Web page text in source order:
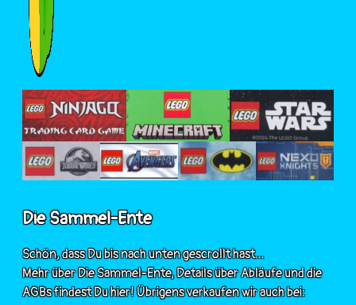
Die Sammel-Ente
Schön, dass Du bis nach unten gescrollt hast...
Mehr über Die Sammel-Ente, Details über Abläufe und die
AGBs findest Du hier! Übrigens verkaufen wir auch bei: